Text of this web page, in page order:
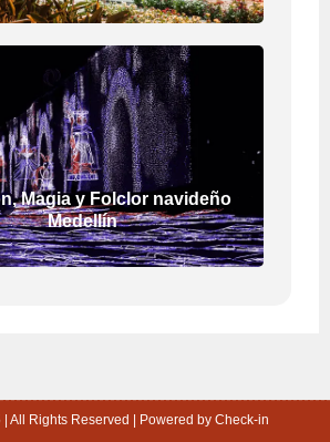
Magia y Folclor navideño
Medellín
All Rights Reserved | Powered by Check-in